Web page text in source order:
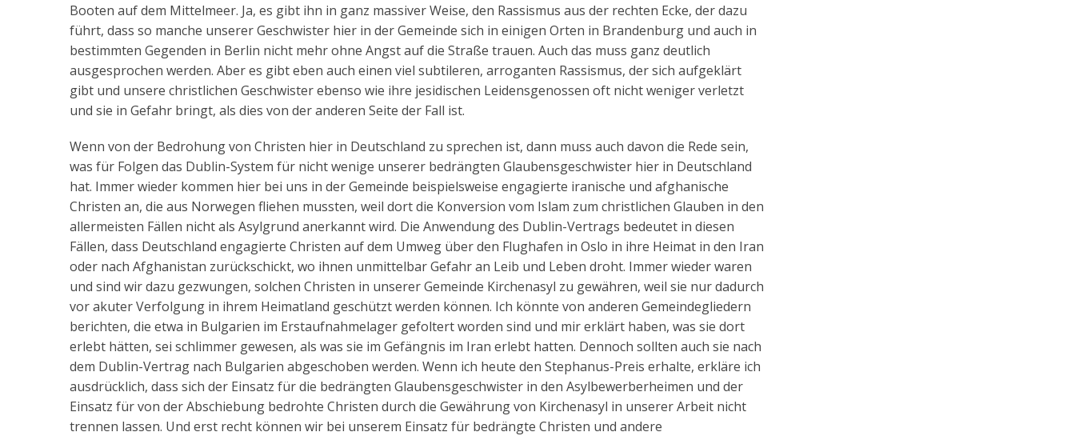
Booten auf dem Mittelmeer. Ja, es gibt ihn in ganz massiver Weise, den Rassismus aus der rechten Ecke, der dazu
führt, dass so manche unserer Geschwister hier in der Gemeinde sich in einigen Orten in Brandenburg und auch in
bestimmten Gegenden in Berlin nicht mehr ohne Angst auf die Straße trauen. Auch das muss ganz deutlich
ausgesprochen werden. Aber es gibt eben auch einen viel subtileren, arroganten Rassismus, der sich aufgeklärt
gibt und unsere christlichen Geschwister ebenso wie ihre jesidischen Leidensgenossen oft nicht weniger verletzt
und sie in Gefahr bringt, als dies von der anderen Seite der Fall ist.
Wenn von der Bedrohung von Christen hier in Deutschland zu sprechen ist, dann muss auch davon die Rede sein,
was für Folgen das Dublin-System für nicht wenige unserer bedrängten Glaubensgeschwister hier in Deutschland
hat. Immer wieder kommen hier bei uns in der Gemeinde beispielsweise engagierte iranische und afghanische
Christen an, die aus Norwegen fliehen mussten, weil dort die Konversion vom Islam zum christlichen Glauben in den
allermeisten Fällen nicht als Asylgrund anerkannt wird. Die Anwendung des Dublin-Vertrags bedeutet in diesen
Fällen, dass Deutschland engagierte Christen auf dem Umweg über den Flughafen in Oslo in ihre Heimat in den Iran
oder nach Afghanistan zurückschickt, wo ihnen unmittelbar Gefahr an Leib und Leben droht. Immer wieder waren
und sind wir dazu gezwungen, solchen Christen in unserer Gemeinde Kirchenasyl zu gewähren, weil sie nur dadurch
vor akuter Verfolgung in ihrem Heimatland geschützt werden können. Ich könnte von anderen Gemeindegliedern
berichten, die etwa in Bulgarien im Erstaufnahmelager gefoltert worden sind und mir erklärt haben, was sie dort
erlebt hätten, sei schlimmer gewesen, als was sie im Gefängnis im Iran erlebt hatten. Dennoch sollten auch sie nach
dem Dublin-Vertrag nach Bulgarien abgeschoben werden. Wenn ich heute den Stephanus-Preis erhalte, erkläre ich
ausdrücklich, dass sich der Einsatz für die bedrängten Glaubensgeschwister in den Asylbewerberheimen und der
Einsatz für von der Abschiebung bedrohte Christen durch die Gewährung von Kirchenasyl in unserer Arbeit nicht
trennen lassen. Und erst recht können wir bei unserem Einsatz für bedrängte Christen und andere